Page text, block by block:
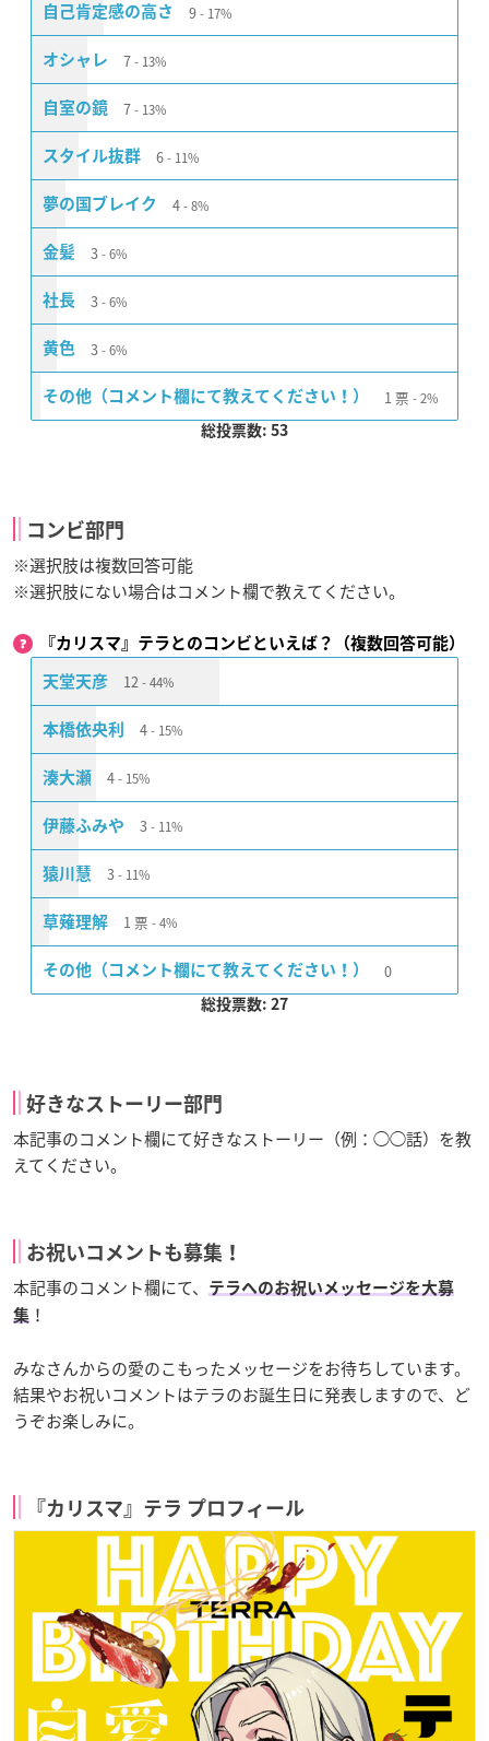
自己肯定感の高さ 9 17%
オシャレ 7 13%
自室の鏡 7 13%
スタイル抜群 6 11%
夢の国ブレイク 4 8%
金髪 3 6%
社長 3 6%
黄色 3 6%
その他（コメント欄にて教えてください！） 1 票 2%
総投票数: 53
コンビ部門
※選択肢は複数回答可能
※選択肢にない場合はコメント欄で教えてください。
『カリスマ』テラとのコンビといえば？（複数回答可能）
天堂天彦 12 44%
本橋依央利 4 15%
湊大瀬 4 15%
伊藤ふみや 3 11%
猿川慧 3 11%
草薙理解 1 票 4%
その他（コメント欄にて教えてください！） 0
総投票数: 27
好きなストーリー部門
本記事のコメント欄にて好きなストーリー（例：◯◯話）を教
えてください。
お祝いコメントも募集！
本記事のコメント欄にて、
テラへのお祝いメッセージを大募
集 ！
みなさんからの愛のこもったメッセージをお待ちしています。
結果やお祝いコメントはテラのお誕生日に発表しますので、ど
うぞお楽しみに。
『カリスマ』テラ プロフィール